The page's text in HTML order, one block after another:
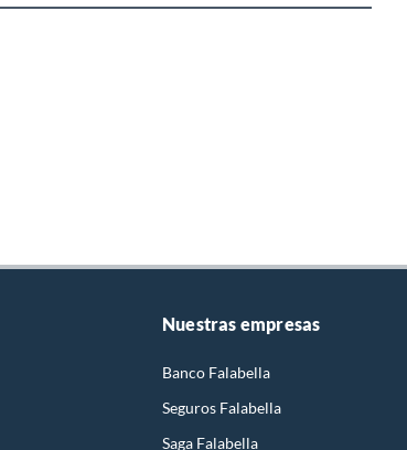
Nuestras empresas
Banco Falabella
Seguros Falabella
Saga Falabella